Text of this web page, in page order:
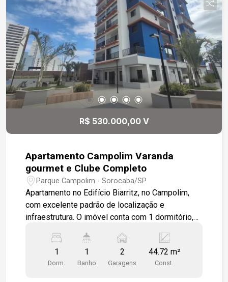
R$ 530.000,00 V
Apartamento Campolim Varanda
gourmet e Clube Completo
Parque Campolim - Sorocaba/SP
Apartamento no Edifício Biarritz, no Campolim,
com excelente padrão de localização e
infraestrutura. O imóvel conta com 1 dormitório,
uma agradável varanda gourmet com vista
privilegiada para o clube do condomínio.
Localizado em uma das ruas mais nobres do
1
Dorm.
1
Banho
2
Garagens
44.72 m²
Const.